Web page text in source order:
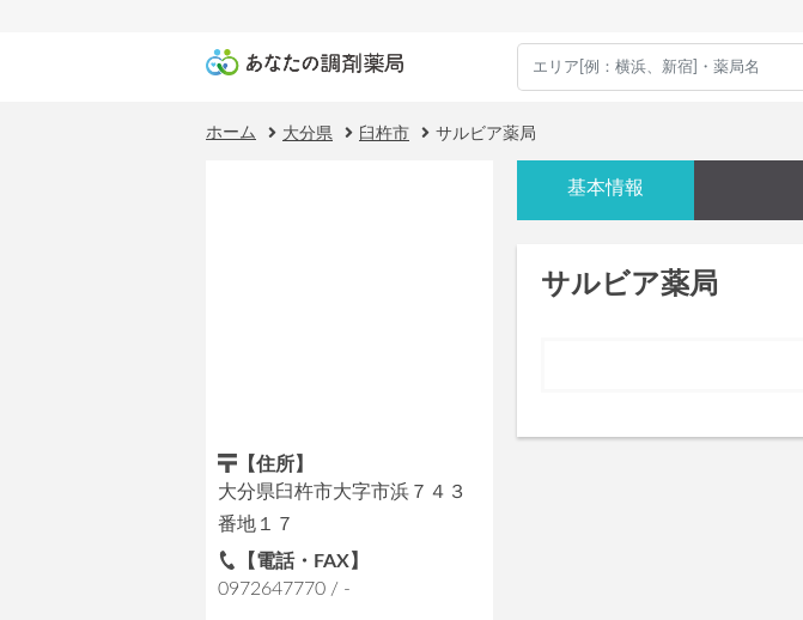
ホーム 大分県 臼杵市 サルビア薬局
【住所】
大分県臼杵市大字市浜７４３
番地１７
【電話・FAX】
0972647770 / -
基本情報
サルビア薬局